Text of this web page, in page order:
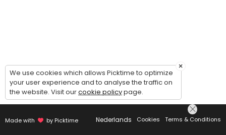
Made with by Picktime Nederlands Cookies Terms & Conditions
×
We use cookies which allows Picktime to optimize
your user experience and to analyse the traffic on
the website. Visit ourcookie policypage.